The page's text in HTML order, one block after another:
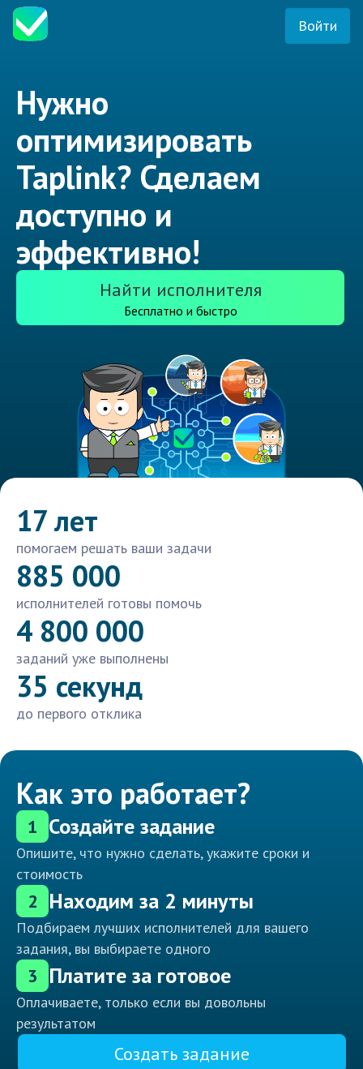
Войти
Нужно
оптимизировать
Taplink? Сделаем
доступно и
эффективно!
Найти исполнителя
Бесплатно и быстро
17 лет
помогаем решать ваши задачи
885 000
исполнителей готовы помочь
4 800 000
заданий уже выполнены
35 секунд
до первого отклика
Как это работает?
1 Создайте задание
Опишите, что нужно сделать, укажите сроки и
стоимость
2 Находим за 2 минуты
Подбираем лучших исполнителей для вашего
задания, вы выбираете одного
3 Платите за готовое
Оплачиваете, только если вы довольны
результатом
Создать задание